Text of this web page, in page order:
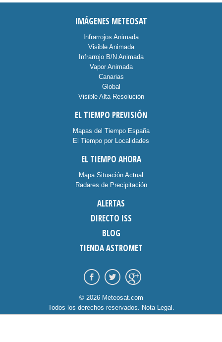
IMÁGENES METEOSAT
Infrarrojos Animada
Visible Animada
Infrarrojo B/N Animada
Vapor Animada
Canarias
Global
Visible Alta Resolución
EL TIEMPO PREVISIÓN
Mapas del Tiempo España
El Tiempo por Localidades
EL TIEMPO AHORA
Mapa Situación Actual
Radares de Precipitación
ALERTAS
DIRECTO ISS
BLOG
TIENDA ASTROMET
© 2026 Meteosat.com
Todos los derechos reservados. Nota Legal .